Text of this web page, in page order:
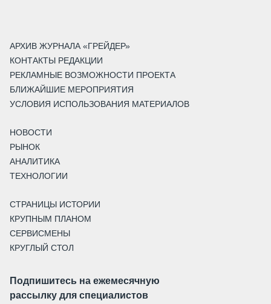
АРХИВ ЖУРНАЛА «ГРЕЙДЕР»
КОНТАКТЫ РЕДАКЦИИ
РЕКЛАМНЫЕ ВОЗМОЖНОСТИ ПРОЕКТА
БЛИЖАЙШИЕ МЕРОПРИЯТИЯ
УСЛОВИЯ ИСПОЛЬЗОВАНИЯ МАТЕРИАЛОВ
НОВОСТИ
РЫНОК
АНАЛИТИКА
ТЕХНОЛОГИИ
СТРАНИЦЫ ИСТОРИИ
КРУПНЫМ ПЛАНОМ
СЕРВИСМЕНЫ
КРУГЛЫЙ СТОЛ
Подпишитесь на ежемесячную
рассылку для специалистов